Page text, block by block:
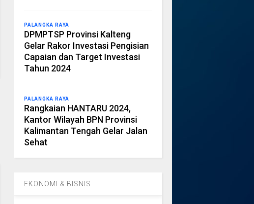
PALANGKA RAYA
DPMPTSP Provinsi Kalteng
Gelar Rakor Investasi Pengisian
Capaian dan Target Investasi
Tahun 2024
PALANGKA RAYA
Rangkaian HANTARU 2024,
Kantor Wilayah BPN Provinsi
Kalimantan Tengah Gelar Jalan
Sehat
EKONOMI & BISNIS